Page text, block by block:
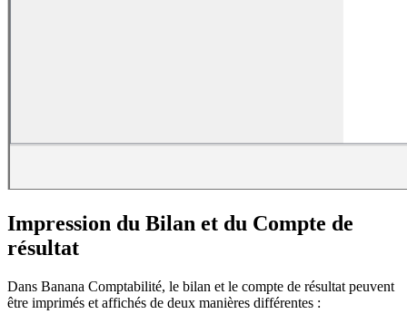
Impression du Bilan et du Compte de
résultat
Dans Banana Comptabilité, le bilan et le compte de résultat peuvent
être imprimés et affichés de deux manières différentes :